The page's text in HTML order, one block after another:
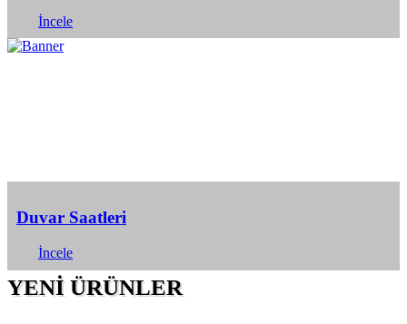
İncele
Duvar Saatleri
İncele
YENİ ÜRÜNLER